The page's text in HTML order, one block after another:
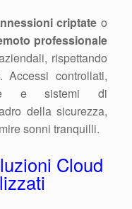
criptate o
professionale
rispettando
Accessi controllati,
e sistemi di
della sicurezza,
sonni tranquilli.
Cloud